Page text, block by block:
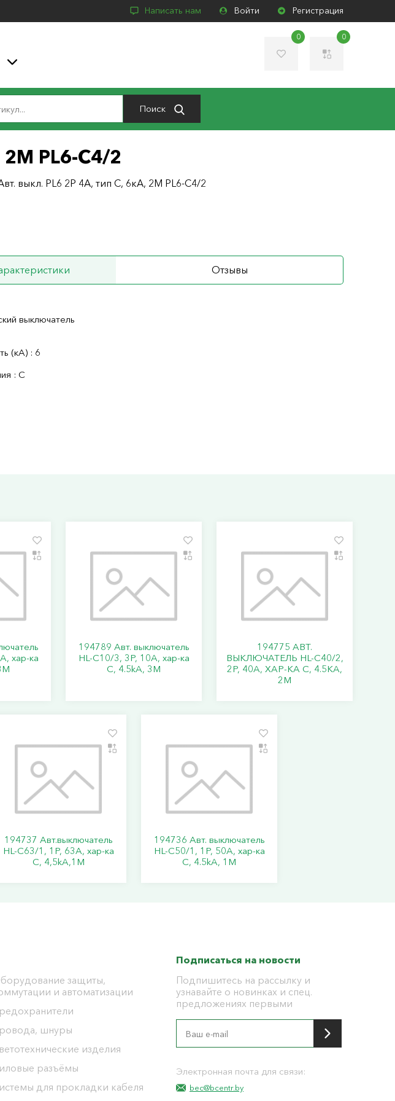
Написать нам Войти Регистрация
0 0
Поиск
PL6-C4/2
выкл. PL6 2P 4А, тип С, 6кА, 2M PL6-C4/2
Отзывы
выключатель
(кА) : 6
: C
хар-ка
194789 Авт. выключатель
HL-C10/3, 3P, 10A, хар-ка
C, 4.5kA, 3M
194775 АВТ.
ВЫКЛЮЧАТЕЛЬ HL-C40/2,
2P, 40A, ХАР-КА C, 4.5KA,
2M
194737 Авт.выключатель
HL-C63/1, 1Р, 63А, хар-ка
С, 4,5kA,1M
194736 Авт. выключатель
HL-C50/1, 1P, 50A, хар-ка
C, 4.5kA, 1M
защиты,
и автоматизации
шнуры
изделия
разъёмы
для прокладки кабеля
Подписаться на новости
Подпишитесь на рассылку и
узнавайте о новинках и спец.
предложениях первыми
Электронная почта для связи:
bec@bcentr.by